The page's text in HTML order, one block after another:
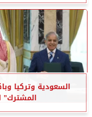
السعودية وتركيا
المشترك”